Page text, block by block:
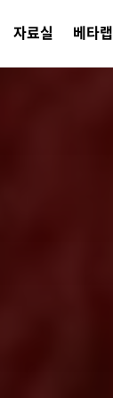
자료실 베타랩